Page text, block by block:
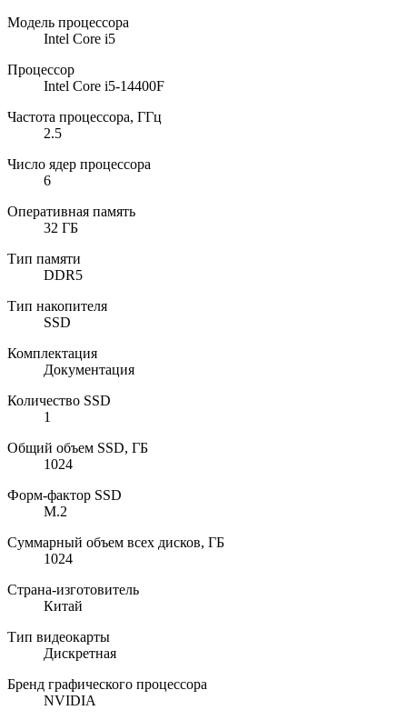
Модель процессора
Intel Core i5
Процессор
Intel Core i5-14400F
Частота процессора, ГГц
2.5
Число ядер процессора
6
Оперативная память
32 ГБ
Тип памяти
DDR5
Тип накопителя
SSD
Комплектация
Документация
Количество SSD
1
Общий объем SSD, ГБ
1024
Форм-фактор SSD
M.2
Суммарный объем всех дисков, ГБ
1024
Страна-изготовитель
Китай
Тип видеокарты
Дискретная
Бренд графического процессора
NVIDIA